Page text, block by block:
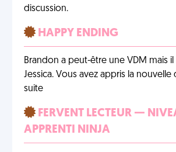
discussion.
HAPPY ENDING
Brandon a peut-être une VDM mais
Jessica. Vous avez appris la nouvelle
suite
FERVENT LECTEUR —
APPRENTI NINJA